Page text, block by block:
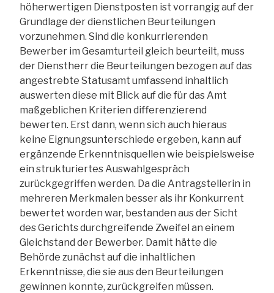
höherwertigen Dienstposten ist vorrangig auf der
Grundlage der dienstlichen Beurteilungen
vorzunehmen. Sind die konkurrierenden
Bewerber im Gesamturteil gleich beurteilt, muss
der Dienstherr die Beurteilungen bezogen auf das
angestrebte Statusamt umfassend inhaltlich
auswerten diese mit Blick auf die für das Amt
maßgeblichen Kriterien differenzierend
bewerten. Erst dann, wenn sich auch hieraus
keine Eignungsunterschiede ergeben, kann auf
ergänzende Erkenntnisquellen wie beispielsweise
ein strukturiertes Auswahlgespräch
zurückgegriffen werden. Da die Antragstellerin in
mehreren Merkmalen besser als ihr Konkurrent
bewertet worden war, bestanden aus der Sicht
des Gerichts durchgreifende Zweifel an einem
Gleichstand der Bewerber. Damit hätte die
Behörde zunächst auf die inhaltlichen
Erkenntnisse, die sie aus den Beurteilungen
gewinnen konnte, zurückgreifen müssen.